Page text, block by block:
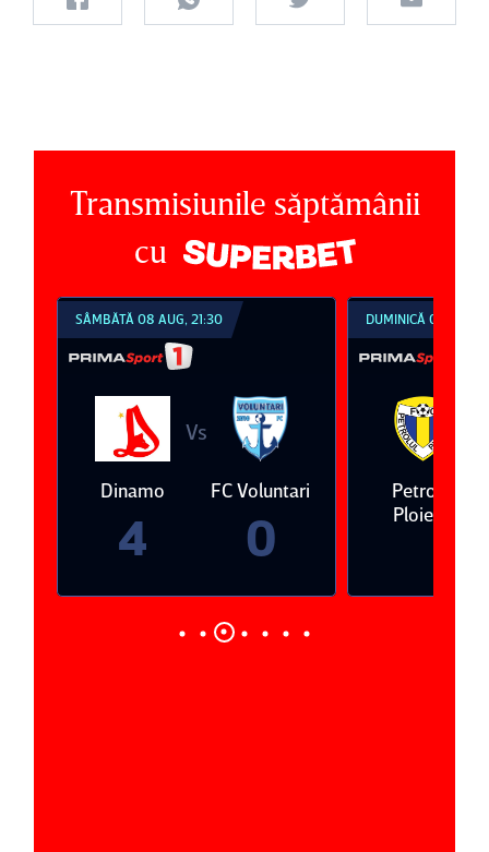
Transmisiunile săptămânii
cu
SÂMBĂTĂ 08 AUG, 21:30
Dinamo
4
FC Voluntari
0
DUMINICĂ 09 AUG, 18:30
Petrolul
Ploieşti